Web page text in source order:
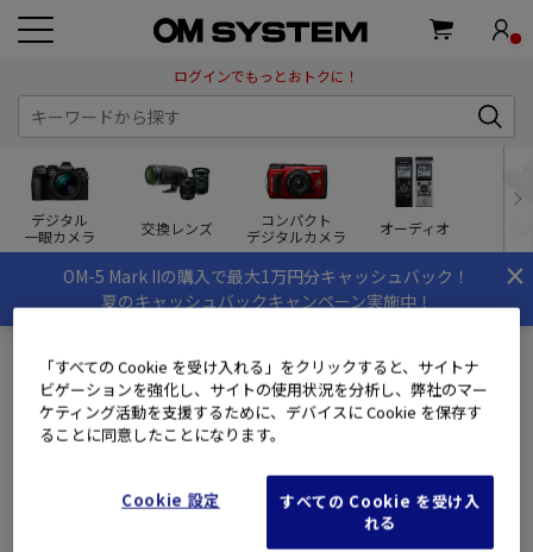
ログインでもっとおトクに！
デジタル
一眼カメラ
交換レンズ
コンパクト
デジタルカメラ
オーディオ
×
OM-5 Mark IIの購入で最大1万円分キャッシュバック！
夏のキャッシュバックキャンペーン実施中！
修理進捗照会
会員のお客様
「すべての Cookie を受け入れる」をクリックすると、サイトナ
ビゲーションを強化し、サイトの使用状況を分析し、弊社のマー
ケティング活動を支援するために、デバイスに Cookie を保存す
ることに同意したことになります。
Cookie 設定
すべての Cookie を受け入
れる